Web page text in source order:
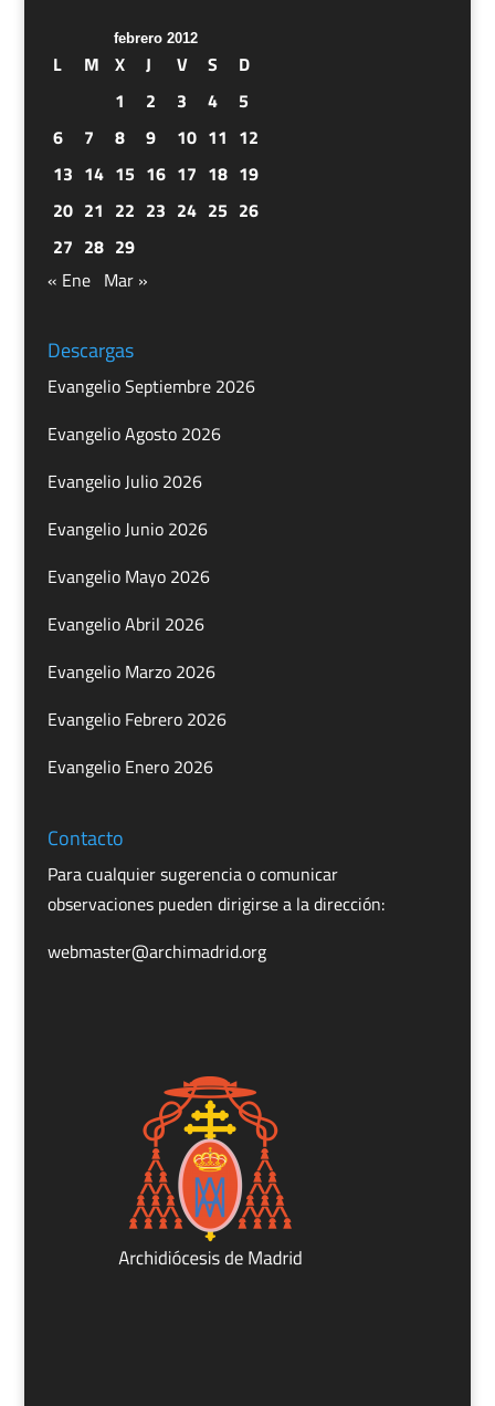
febrero 2012
L M X J V S
D
1
2 3 4
5
6
7 8 9 10 11 12
13 14 15 16 17 18 19
20 21 22 23 24 25 26
27 28 29
« Ene Mar »
Descargas
Evangelio Septiembre 2026
Evangelio Agosto 2026
Evangelio Julio 2026
Evangelio Junio 2026
Evangelio Mayo 2026
Evangelio Abril 2026
Evangelio Marzo 2026
Evangelio Febrero 2026
Evangelio Enero 2026
Contacto
Para cualquier sugerencia o comunicar
observaciones pueden dirigirse a la dirección:
webmaster@archimadrid.org